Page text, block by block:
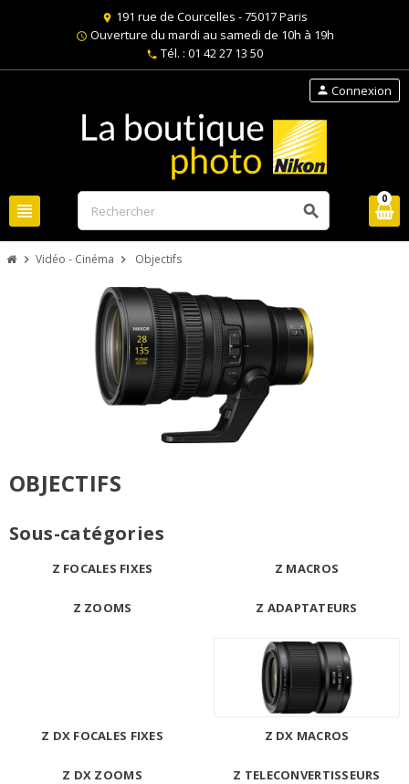
location_on 191 rue de Courcelles - 75017 Paris
schedule Ouverture du mardi au samedi de 10h à 19h
phone Tél. : 01 42 27 13 50
view_headline search
person Connexion
0
chevron_right Vidéo - Cinéma chevron_right Objectifs
OBJECTIFS
Sous-catégories
Z FOCALES FIXES Z MACROS
Z ZOOMS Z ADAPTATEURS
Z DX FOCALES FIXES Z DX MACROS
Z DX ZOOMS Z TELECONVERTISSEURS